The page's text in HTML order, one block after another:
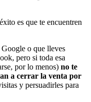
es que te encuentren
Google o que lleves
pero si toda esa
por lo menos) no te
a cerrar la venta por
y persuadirles para